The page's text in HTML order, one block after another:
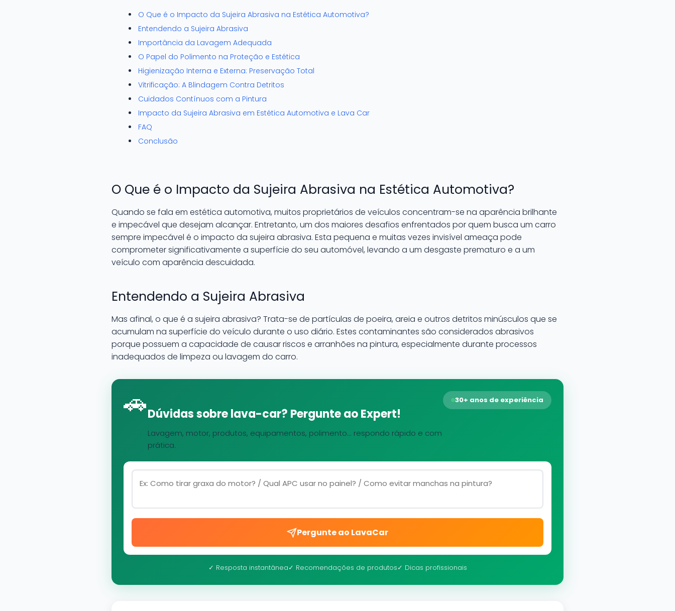
O Que é o Impacto da Sujeira Abrasiva na Estética Automotiva?
Entendendo a Sujeira Abrasiva
Importância da Lavagem Adequada
O Papel do Polimento na Proteção e Estética
Higienização Interna e Externa: Preservação Total
Vitrificação: A Blindagem Contra Detritos
Cuidados Contínuos com a Pintura
Impacto da Sujeira Abrasiva em Estética Automotiva e Lava Car
FAQ
Conclusão
O Que é o Impacto da Sujeira Abrasiva na Estética Automotiva?
Quando se fala em estética automotiva, muitos proprietários de veículos concentram-se na aparência brilhante
e impecável que desejam alcançar. Entretanto, um dos maiores desafios enfrentados por quem busca um carro
sempre impecável é o impacto da sujeira abrasiva. Esta pequena e muitas vezes invisível ameaça pode
comprometer significativamente a superfície do seu automóvel, levando a um desgaste prematuro e a um
veículo com aparência descuidada.
Entendendo a Sujeira Abrasiva
Mas afinal, o que é a sujeira abrasiva? Trata-se de partículas de poeira, areia e outros detritos minúsculos que se
acumulam na superfície do veículo durante o uso diário. Estes contaminantes são considerados abrasivos
porque possuem a capacidade de causar riscos e arranhões na pintura, especialmente durante processos
inadequados de limpeza ou lavagem do carro.
🚗Dúvidas sobre lava-car? Pergunte ao Expert!
Lavagem, motor, produtos, equipamentos, polimento... respondo rápido e com
prática.
30+ anos de experiência
Pergunte ao LavaCar
✓ Resposta instantânea✓ Recomendações de produtos✓ Dicas profissionais